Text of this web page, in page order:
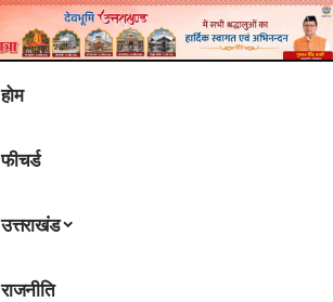
होम
फीचर्ड
उत्तराखंड
राजनीति